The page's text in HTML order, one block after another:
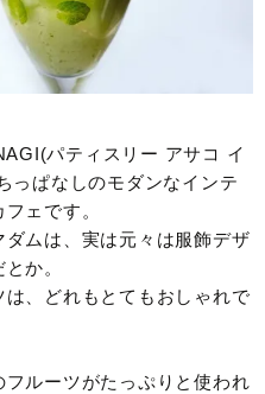
パティスリー アサコ イ
っぱなしのモダンなインテ
ェです。
ムは、実は元々は服飾デザ
か。
、どれもとてもおしゃれで
ルーツがたっぷりと使われ